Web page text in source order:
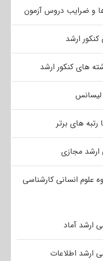
و ضرایب دروس آزمون
کنکور ارشد
های کنکور ارشد
لیسانس
رتبه های برتر
ارشد مجازی
علوم انسانی کارشناسی
ارشد آماد
ارشد اطلاعات